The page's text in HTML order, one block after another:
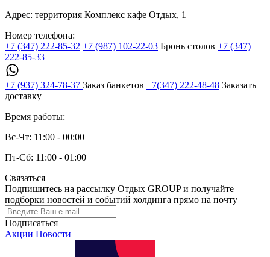
Адрес: территория Комплекс кафе Отдых, 1
Номер телефона:
+7 (347) 222-85-32 +7 (987) 102-22-03 Бронь столов +7 (347)
222-85-33
+7 (937) 324-78-37 Заказ банкетов +7(347) 222-48-48 Заказать
доставку
Время работы:
Вс-Чт: 11:00 - 00:00
Пт-Сб: 11:00 - 01:00
Связаться
Подпишитесь на рассылку Отдых GROUP и получайте
подборки новостей и событий холдинга прямо на почту
Подписаться
Акции Новости